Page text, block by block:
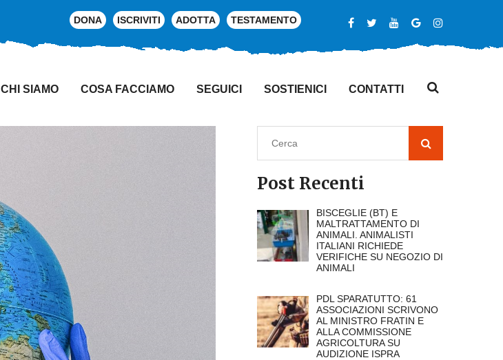
DONA ISCRIVITI ADOTTA TESTAMENTO
CHI SIAMO COSA FACCIAMO SEGUICI SOSTIENICI CONTATTI
Post Recenti
BISCEGLIE (BT) E
MALTRATTAMENTO DI
ANIMALI. ANIMALISTI
ITALIANI RICHIEDE
VERIFICHE SU NEGOZIO DI
ANIMALI
PDL SPARATUTTO: 61
ASSOCIAZIONI SCRIVONO
AL MINISTRO FRATIN E
ALLA COMMISSIONE
AGRICOLTURA SU
AUDIZIONE ISPRA